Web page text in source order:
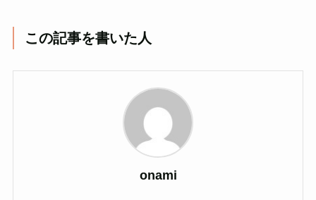
この記事を書いた人
onami